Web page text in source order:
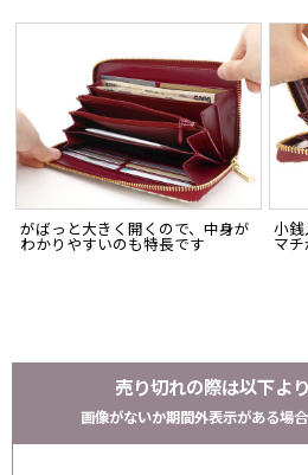
がばっと大きく開くので、中身が
わかりやすいのも特長です
小銭
マ
売り切れの際は以下よ
画像がないか期間外表示がある場